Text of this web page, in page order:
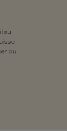
au
ou